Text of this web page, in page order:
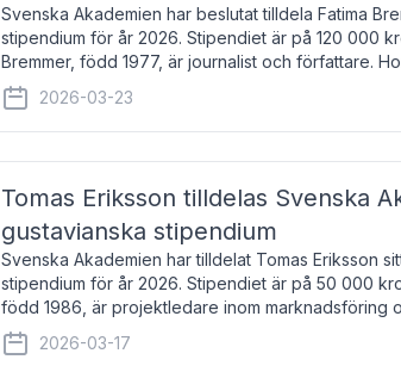
Svenska Akademien har beslutat tilldela Fatima
stipendium för år 2026. Stipendiet är på 120 000
Bremmer, född 1977, är journalist och författare.
boken Ligan. Klarakvarterens blodsyst
2026-03-23
Tomas Eriksson tilldelas Svenska
gustavianska stipendium
Svenska Akademien har tilldelat Tomas Eriksson
stipendium för år 2026. Stipendiet är på 50 000
född 1986, är projektledare inom marknadsföring
utkom i fjol med boken Syndabocken.
2026-03-17